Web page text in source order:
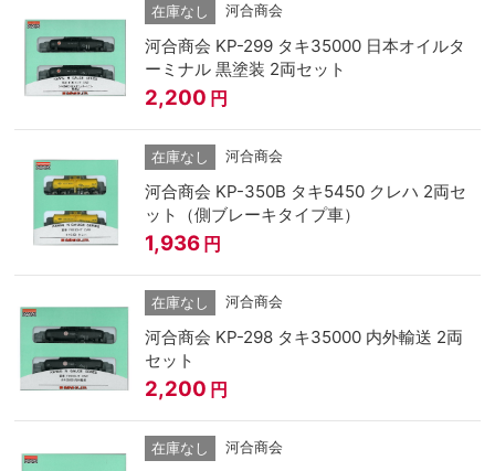
在庫なし 河合商会
河合商会 KP-299 タキ35000 日本オイルタ
ーミナル 黒塗装 2両セット
2,200 円
在庫なし 河合商会
河合商会 KP-350B タキ5450 クレハ 2両セ
ット（側ブレーキタイプ車）
1,936 円
在庫なし 河合商会
河合商会 KP-298 タキ35000 内外輸送 2両
セット
2,200 円
在庫なし 河合商会